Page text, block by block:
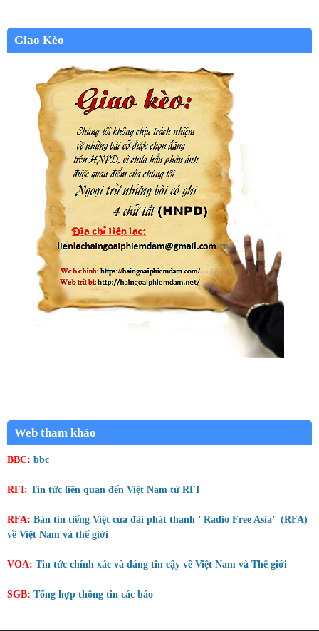
Giao Kèo
Web tham khảo
BBC: bbc
RFI: Tin tức liên quan đến Việt Nam từ RFI
RFA: Bản tin tiếng Việt của đài phát thanh "Radio Free Asia" (RFA)
về Việt Nam và thế giới
VOA: Tin tức chính xác và đáng tin cậy về Việt Nam và Thế giới
SGB: Tổng hợp thông tin các báo